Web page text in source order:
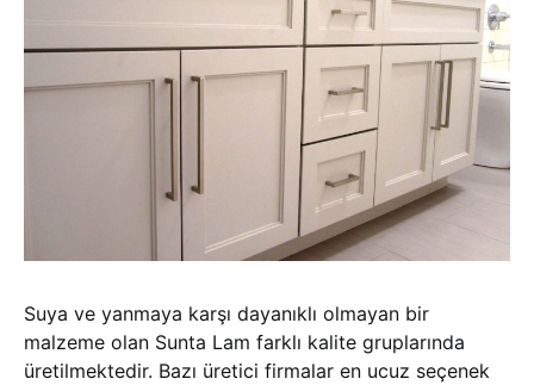
Suya ve yanmaya karşı dayanıklı olmayan bir
malzeme olan Sunta Lam farklı kalite gruplarında
üretilmektedir. Bazı üretici firmalar en ucuz seçenek